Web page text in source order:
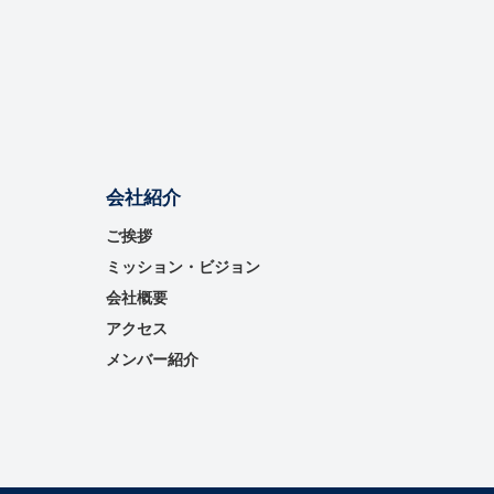
会社紹介
ご挨拶
ミッション・ビジョン
会社概要
アクセス
メンバー紹介